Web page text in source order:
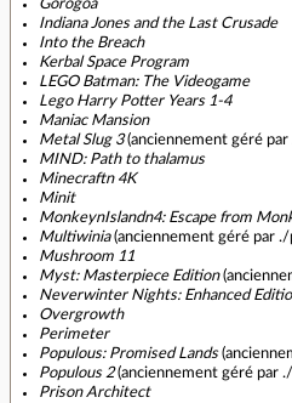
Gorogoa
Indiana Jones and the Last Crusade
Into the Breach
Kerbal Space Program
LEGO Batman: The Videogame
Lego Harry Potter Years 1-4
Maniac Mansion
Metal Slug 3(anciennement géré
MIND: Path to thalamus
Minecraftn 4K
Minit
MonkeynIslandn4: Escape from
Multiwinia(anciennement géré par ./
Mushroom 11
Myst: Masterpiece Edition
Neverwinter Nights: Enhanced
Overgrowth
Perimeter
Populous: Promised Lands
Populous 2(anciennement géré par
Prison Architect